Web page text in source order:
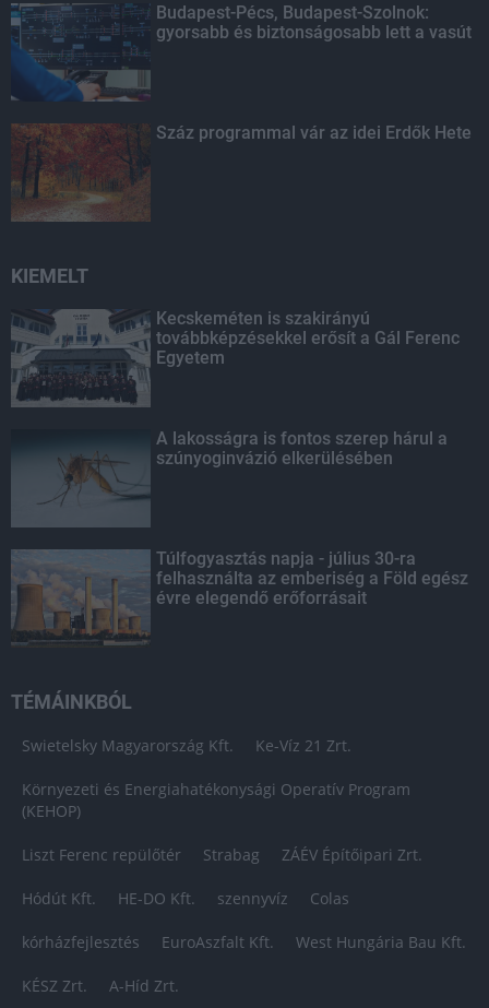
Budapest-Pécs, Budapest-Szolnok:
gyorsabb és biztonságosabb lett a vasút
Száz programmal vár az idei Erdők Hete
KIEMELT
Kecskeméten is szakirányú
továbbképzésekkel erősít a Gál Ferenc
Egyetem
A lakosságra is fontos szerep hárul a
szúnyoginvázió elkerülésében
Túlfogyasztás napja - július 30-ra
felhasználta az emberiség a Föld egész
évre elegendő erőforrásait
TÉMÁINKBÓL
Swietelsky Magyarország Kft. Ke-Víz 21 Zrt.
Környezeti és Energiahatékonysági Operatív Program
(KEHOP)
Liszt Ferenc repülőtér Strabag ZÁÉV Építőipari Zrt.
Hódút Kft. HE-DO Kft. szennyvíz Colas
kórházfejlesztés EuroAszfalt Kft. West Hungária Bau Kft.
KÉSZ Zrt. A-Híd Zrt.